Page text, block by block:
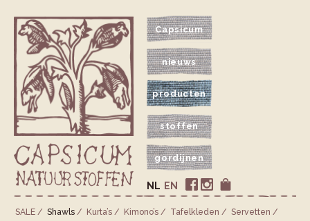
Capsicum
nieuws
producten
stoffen
gordijnen
EN
NL
SALE Shawls Kurta’s Kimono’s Tafelkleden
Servetten